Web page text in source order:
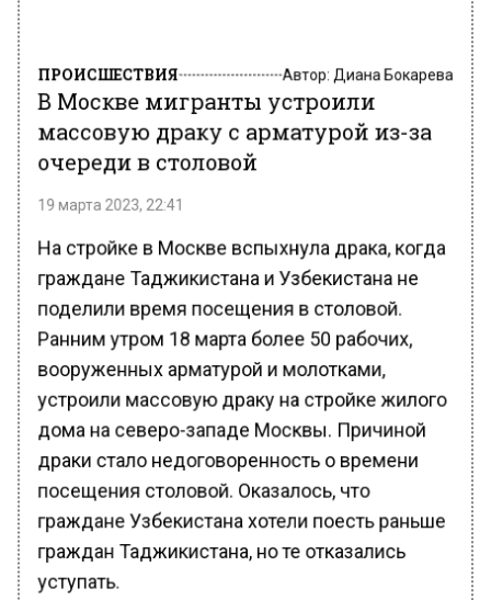
ПРОИСШЕСТВИЯ Автор: Диана Бокарева
В Москве мигранты устроили
массовую драку с арматурой из-за
очереди в столовой
19 марта 2023, 22:41
На стройке в Москве вспыхнула драка, когда
граждане Таджикистана и Узбекистана не
поделили время посещения в столовой.
Ранним утром 18 марта более 50 рабочих,
вооруженных арматурой и молотками,
устроили массовую драку на стройке жилого
дома на северо-западе Москвы. Причиной
драки стало недоговоренность о времени
посещения столовой. Оказалось, что
граждане Узбекистана хотели поесть раньше
граждан Таджикистана, но те отказались
уступать.